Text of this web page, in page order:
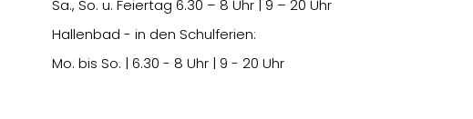
Sa., So. u. Feiertag 6.30 – 8 Uhr | 9 – 20 Uhr
Hallenbad - in den Schulferien:
Mo. bis So. | 6.30 - 8 Uhr | 9 - 20 Uhr